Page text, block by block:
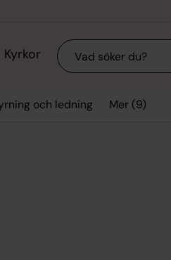
Kyrkor Sök
och ledning Mer (9)